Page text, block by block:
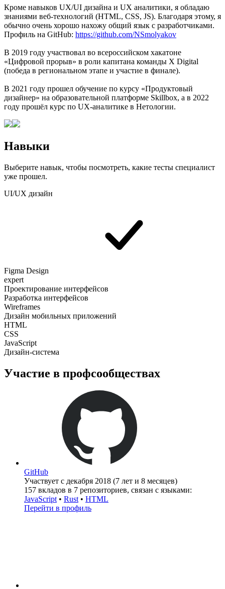
Кроме навыков UX/UI дизайна и UX аналитики, я обладаю
знаниями веб-технологий (HTML, CSS, JS). Благодаря этому, я
обычно очень хорошо нахожу общий язык с разработчиками.
Профиль на GitHub: https://github.com/NSmolyakov
В 2019 году участвовал во всероссийском хакатоне
«Цифровой прорыв» в роли капитана команды X Digital
(победа в региональном этапе и участие в финале).
В 2021 году прошел обучение по курсу «Продуктовый
дизайнер» на образовательной платформе Skillbox, а в 2022
году прошёл курс по UX-аналитике в Нетологии.
Навыки
Выберите навык, чтобы посмотреть, какие тесты специалист
уже прошел.
UI/UX дизайн
Figma Design
expert
Проектирование интерфейсов
Разработка интерфейсов
Wireframes
Дизайн мобильных приложений
HTML
CSS
JavaScript
Дизайн-система
Участие в профсообществах
GitHub
Участвует c декабря 2018 (7 лет и 8 месяцев)
157 вкладов в 7 репозиториев, связан с языками:
JavaScript • Rust • HTML
Перейти в профиль